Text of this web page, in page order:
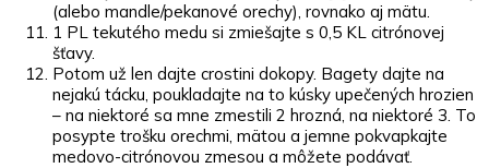
(alebo mandle/pekanové orechy), rovnako aj mätu.
1 PL tekutého medu si zmiešajte s 0,5 KL citrónovej
šťavy.
Potom už len dajte crostini dokopy. Bagety dajte na
nejakú tácku, poukladajte na to kúsky upečených hrozien
– na niektoré sa mne zmestili 2 hrozná, na niektoré 3. To
posypte trošku orechmi, mätou a jemne pokvapkajte
medovo-citrónovou zmesou a môžete podávať.